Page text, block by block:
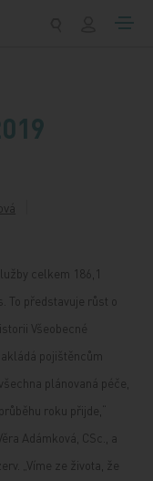
celkem 186,1
To představuje růst o
Všeobecné
pojištěncům
plánovaná péče,
roku přijde,“
Adámková, CSc., a
„Víme ze života, že